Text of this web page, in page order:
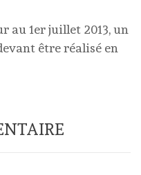
au 1er juillet 2013, un
être réalisé en